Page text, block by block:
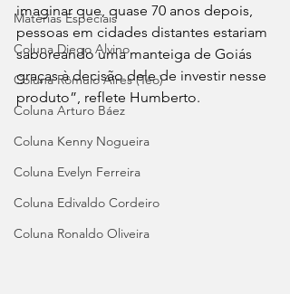
Matérias Especiais
Coluna Diego Alvino
Coluna Rômulo Aires (Téo)
Coluna Arturo Báez
Coluna Kenny Nogueira
Coluna Evelyn Ferreira
Coluna Edivaldo Cordeiro
Coluna Ronaldo Oliveira
imaginar que, quase 70 anos depois,
pessoas em cidades distantes estariam
saboreando uma manteiga de Goiás
graças à decisão dele de investir nesse
produto”, reflete Humberto.